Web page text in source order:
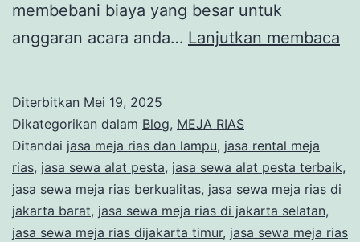
membebani biaya yang besar untuk
anggaran acara anda… Lanjutkan membaca
di
Diterbitkan Mei 19, 2025
Dikategorikan dalam Blog, MEJA RIAS
Ditandai jasa meja rias dan lampu, jasa rental meja
rias, jasa sewa alat pesta, jasa sewa alat pesta terbaik,
jasa sewa meja rias berkualitas, jasa sewa meja rias di
jakarta barat, jasa sewa meja rias di jakarta selatan,
jasa sewa meja rias dijakarta timur, jasa sewa meja rias